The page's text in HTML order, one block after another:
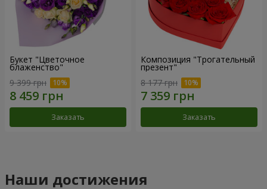
Букет "Цветочное
блаженство"
9 399 грн
Заказать
Композиция "Трогательный
презент"
8 177 грн
Заказать
Наши достижения